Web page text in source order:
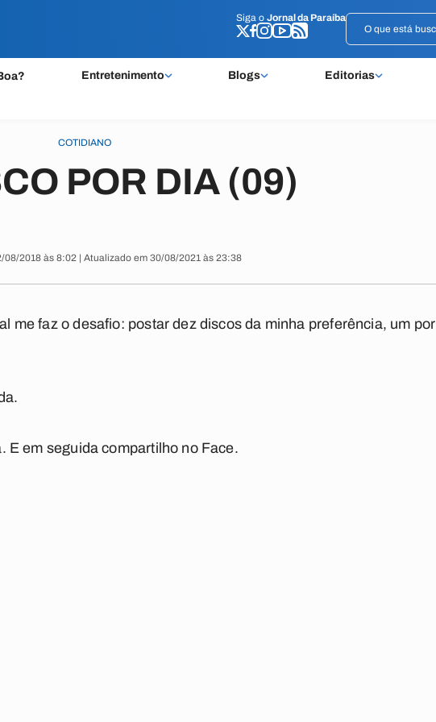
Siga o Jornal da Paraíba
Entretenimento Blogs Editorias
Siga o Jornal da Paraíba
COTIDIANO
POR DIA (09)
08/2018 às 8:02 | Atualizado em 30/08/2021 às 23:38
me faz o desafio: postar dez discos da minha preferência, um por
E em seguida compartilho no Face.